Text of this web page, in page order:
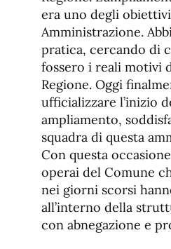
era uno degli
Amministrazione.
pratica, cercando di
fossero i reali motivi
Regione. Oggi
ufficializzare l’inizio
ampliamento,
squadra di questa
Con questa
operai del Comune
nei giorni scorsi
all’interno della
con abnegazione e